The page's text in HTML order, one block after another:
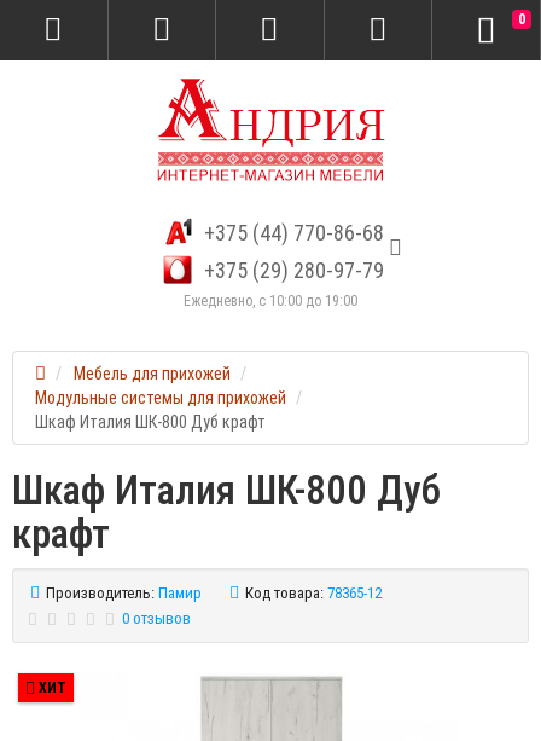
+375 (44) 770-86-68
+375 (29) 280-97-79
Ежедневно, с 10:00 до 19:00
0
Мебель для прихожей
Модульные системы для прихожей
Шкаф Италия ШК-800 Дуб крафт
Шкаф Италия ШК-800 Дуб
крафт
Производитель: Памир Код товара: 78365-12
0 отзывов
ХИТ